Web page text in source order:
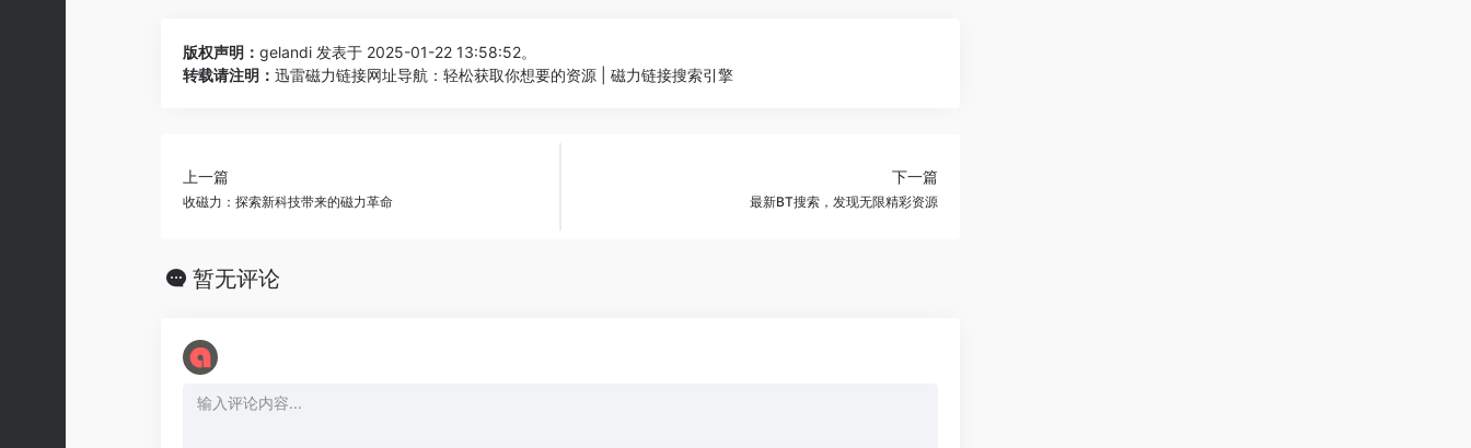
版权声明： gelandi 发表于 2025-01-22 13:58:52。
转载请注明： 迅雷磁力链接网址导航：轻松获取你想要的资源 | 磁力链接搜索引擎
上一篇
收磁力：探索新科技带来的磁力革命
下一篇
最新BT搜索，发现无限精彩资源
暂无评论